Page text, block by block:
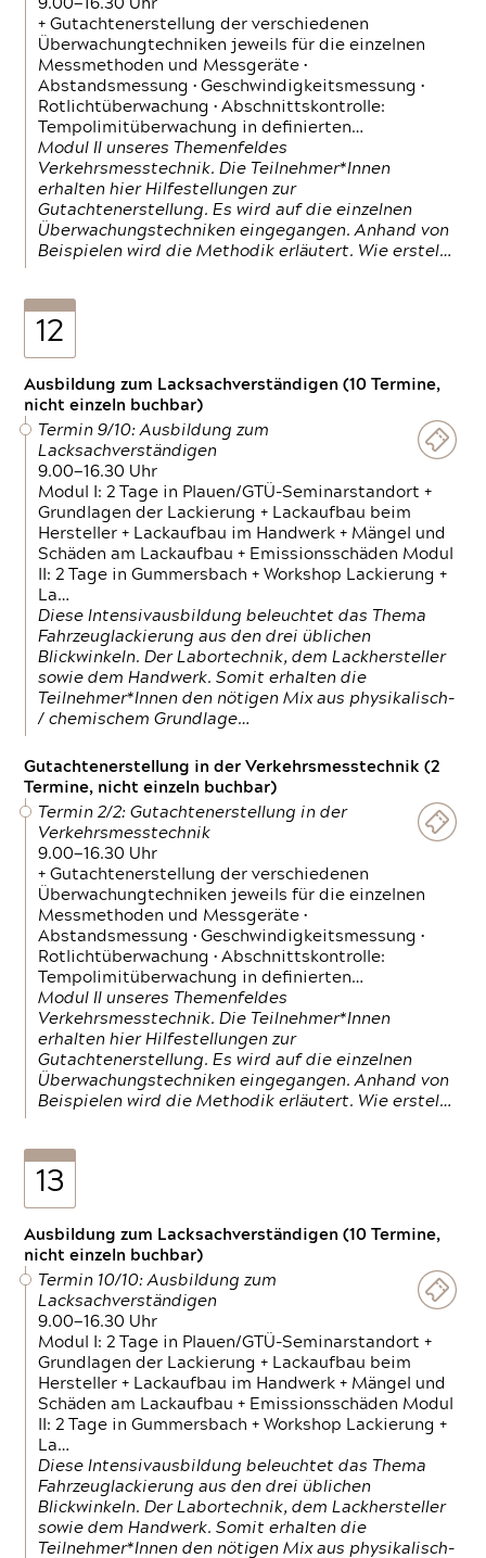
9.00—16.30 Uhr
+ Gutachtenerstellung der verschiedenen
Überwachungtechniken jeweils für die einzelnen
Messmethoden und Messgeräte •
Abstandsmessung • Geschwindigkeitsmessung •
Rotlichtüberwachung • Abschnittskontrolle:
Tempolimitüberwachung in definierten…
Modul II unseres Themenfeldes
Verkehrsmesstechnik. Die Teilnehmer*Innen
erhalten hier Hilfestellungen zur
Gutachtenerstellung. Es wird auf die einzelnen
Überwachungstechniken eingegangen. Anhand von
Beispielen wird die Methodik erläutert. Wie erstel…
12
Ausbildung zum Lacksachverständigen (10 Termine,
nicht einzeln buchbar)
Termin 9/10: Ausbildung zum
Lacksachverständigen
9.00—16.30 Uhr
Modul I: 2 Tage in Plauen/GTÜ-Seminarstandort +
Grundlagen der Lackierung + Lackaufbau beim
Hersteller + Lackaufbau im Handwerk + Mängel und
Schäden am Lackaufbau + Emissionsschäden Modul
II: 2 Tage in Gummersbach + Workshop Lackierung +
La…
Diese Intensivausbildung beleuchtet das Thema
Fahrzeuglackierung aus den drei üblichen
Blickwinkeln. Der Labortechnik, dem Lackhersteller
sowie dem Handwerk. Somit erhalten die
Teilnehmer*Innen den nötigen Mix aus physikalisch-
/ chemischem Grundlage…
Gutachtenerstellung in der Verkehrsmesstechnik (2
Termine, nicht einzeln buchbar)
Termin 2/2: Gutachtenerstellung in der
Verkehrsmesstechnik
9.00—16.30 Uhr
+ Gutachtenerstellung der verschiedenen
Überwachungtechniken jeweils für die einzelnen
Messmethoden und Messgeräte •
Abstandsmessung • Geschwindigkeitsmessung •
Rotlichtüberwachung • Abschnittskontrolle:
Tempolimitüberwachung in definierten…
Modul II unseres Themenfeldes
Verkehrsmesstechnik. Die Teilnehmer*Innen
erhalten hier Hilfestellungen zur
Gutachtenerstellung. Es wird auf die einzelnen
Überwachungstechniken eingegangen. Anhand von
Beispielen wird die Methodik erläutert. Wie erstel…
13
Ausbildung zum Lacksachverständigen (10 Termine,
nicht einzeln buchbar)
Termin 10/10: Ausbildung zum
Lacksachverständigen
9.00—16.30 Uhr
Modul I: 2 Tage in Plauen/GTÜ-Seminarstandort +
Grundlagen der Lackierung + Lackaufbau beim
Hersteller + Lackaufbau im Handwerk + Mängel und
Schäden am Lackaufbau + Emissionsschäden Modul
II: 2 Tage in Gummersbach + Workshop Lackierung +
La…
Diese Intensivausbildung beleuchtet das Thema
Fahrzeuglackierung aus den drei üblichen
Blickwinkeln. Der Labortechnik, dem Lackhersteller
sowie dem Handwerk. Somit erhalten die
Teilnehmer*Innen den nötigen Mix aus physikalisch-